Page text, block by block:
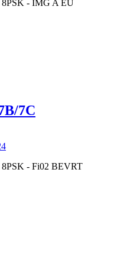
8PSK - IMG A EU
7C
8PSK - Fi02 BEVRT